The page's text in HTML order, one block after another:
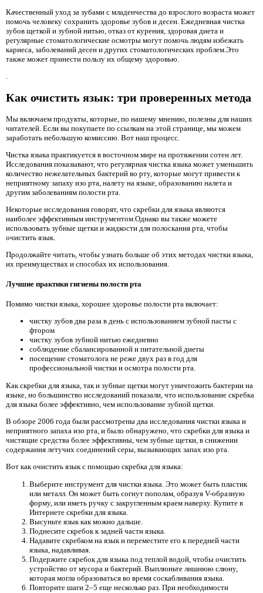
Качественный уход за зубами с младенчества до взрослого возраста может
помочь человеку сохранить здоровье зубов и десен. Ежедневная чистка
зубов щеткой и зубной нитью, отказ от курения, здоровая диета и
регулярные стоматологические осмотры могут помочь людям избежать
кариеса, заболеваний десен и других стоматологических проблем.Это
также может принести пользу их общему здоровью.
.
Как очистить язык: три проверенных метода
Мы включаем продукты, которые, по нашему мнению, полезны для наших
читателей. Если вы покупаете по ссылкам на этой странице, мы можем
заработать небольшую комиссию. Вот наш процесс.
Чистка языка практикуется в восточном мире на протяжении сотен лет.
Исследования показывают, что регулярная чистка языка может уменьшить
количество нежелательных бактерий во рту, которые могут привести к
неприятному запаху изо рта, налету на языке, образованию налета и
другим заболеваниям полости рта.
Некоторые исследования говорят, что скребки для языка являются
наиболее эффективным инструментом.Однако вы также можете
использовать зубные щетки и жидкости для полоскания рта, чтобы
очистить язык.
Продолжайте читать, чтобы узнать больше об этих методах чистки языка,
их преимуществах и способах их использования.
Лучшие практики гигиены полости рта
Помимо чистки языка, хорошее здоровье полости рта включает:
чистку зубов два раза в день с использованием зубной пасты с
фтором
чистку зубов зубной нитью ежедневно
соблюдение сбалансированной и питательной диеты
посещение стоматолога не реже двух раз в год для
профессиональной чистки и осмотра полости рта.
Как скребки для языка, так и зубные щетки могут уничтожить бактерии на
языке, но большинство исследований показали, что использование скребка
для языка более эффективно, чем использование зубной щетки.
В обзоре 2006 года были рассмотрены два исследования чистки языка и
неприятного запаха изо рта, и было обнаружено, что скребки для языка и
чистящие средства более эффективны, чем зубные щетки, в снижении
содержания летучих соединений серы, вызывающих запах изо рта.
Вот как очистить язык с помощью скребка для языка:
Выберите инструмент для чистки языка. Это может быть пластик
или металл. Он может быть согнут пополам, образуя V-образную
форму, или иметь ручку с закругленным краем наверху. Купите в
Интернете скребки для языка.
Высуньте язык как можно дальше.
Поднесите скребок к задней части языка.
Надавите скребком на язык и переместите его к передней части
языка, надавливая.
Подержите скребок для языка под теплой водой, чтобы очистить
устройство от мусора и бактерий. Выплюньте лишнюю слюну,
которая могла образоваться во время соскабливания языка.
Повторите шаги 2–5 еще несколько раз. При необходимости